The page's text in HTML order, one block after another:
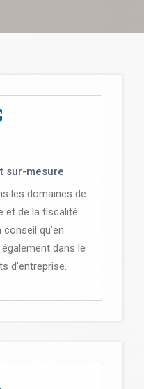
sur-mesure
les domaines de
et de la fiscalité
qu’en
dans le
d'entreprise.